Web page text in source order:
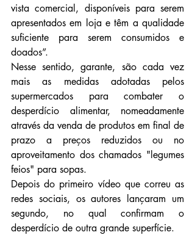
vista comercial, disponíveis para serem
apresentados em loja e têm a qualidade
suficiente para serem consumidos e
doados”.
Nesse sentido, garante, são cada vez
mais as medidas adotadas pelos
supermercados para combater o
desperdício alimentar, nomeadamente
através da venda de produtos em final de
prazo a preços reduzidos ou no
aproveitamento dos chamados "legumes
feios" para sopas.
Depois do primeiro vídeo que correu as
redes sociais, os autores lançaram um
segundo, no qual confirmam o
desperdício de outra grande superfície.